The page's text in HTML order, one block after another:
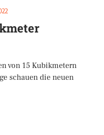
von 15 Kubikmetern
schauen die neuen